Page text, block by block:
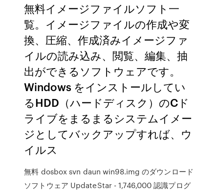
無料イメージファイルソフト一
覧。イメージファイルの作成や変
換、圧縮、作成済みイメージファ
イルの読み込み、閲覧、編集、抽
出ができるソフトウェアです。
Windows をインストールしてい
るHDD（ハードディスク）のCド
ライブをまるまるシステムイメー
ジとしてバックアップすれば、ウ
イルス
無料 dosbox svn daun win98.img のダウンロード
ソフトウェア UpdateStar - 1,746,000 認識プログ